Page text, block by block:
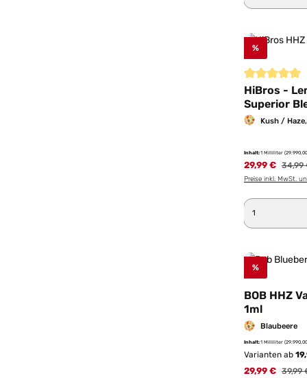
%
HiBros -
Superior
Kush /
Inhalt:1 Milliliter
29,99 € 34,99
Preise inkl. MwSt.
Produkt
%
BOB HHZ
1ml
Blaubeere
Inhalt:1 Milliliter
Varianten ab
29,99 € 39,99